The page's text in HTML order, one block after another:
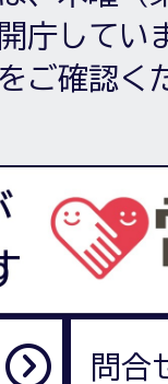
庁してい
をご確認く
問合